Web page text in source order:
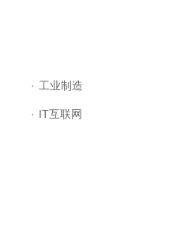
· 工业制造
· IT互联网